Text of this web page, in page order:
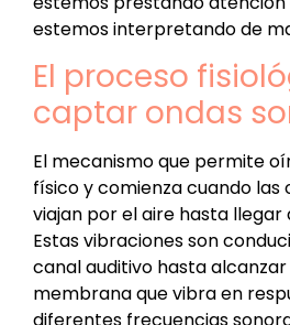
estemos interpretando de
El proceso
captar ondas
El mecanismo que permite
físico y comienza cuando las
viajan por el aire hasta llegar
Estas vibraciones son
canal auditivo hasta
membrana que vibra en